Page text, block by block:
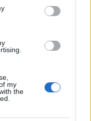
my
the
oltre i criteri dei